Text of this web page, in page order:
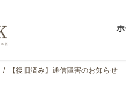
【復旧済み】通信障害のお知らせ